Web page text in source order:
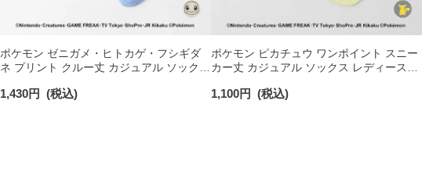
ポケモン ゼニガメ・ヒトカゲ・フシギダ
ネ プリント クルー丈 カジュアル ソックス
1,430円 (税込)
ポケモン ピカチュウ ワンポイント スニー
カー丈 カジュアル ソックス レディース
1,100円 (税込)